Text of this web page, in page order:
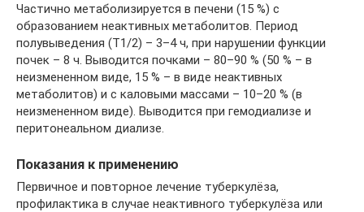
Частично метаболизируется в печени (15 %) с
образованием неактивных метаболитов. Период
полувыведения (T1/2) – 3–4 ч, при нарушении функции
почек – 8 ч. Выводится почками – 80–90 % (50 % – в
неизмененном виде, 15 % – в виде неактивных
метаболитов) и с каловыми массами – 10–20 % (в
неизмененном виде). Выводится при гемодиализе и
перитонеальном диализе.
Показания к применению
Первичное и повторное лечение туберкулёза,
профилактика в случае неактивного туберкулёза или